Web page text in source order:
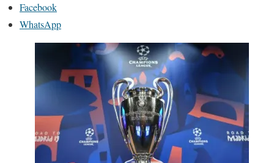
Facebook
WhatsApp